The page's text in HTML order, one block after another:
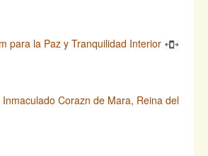
para la Paz y Tranquilidad Interior
Corazn de Mara, Reina del